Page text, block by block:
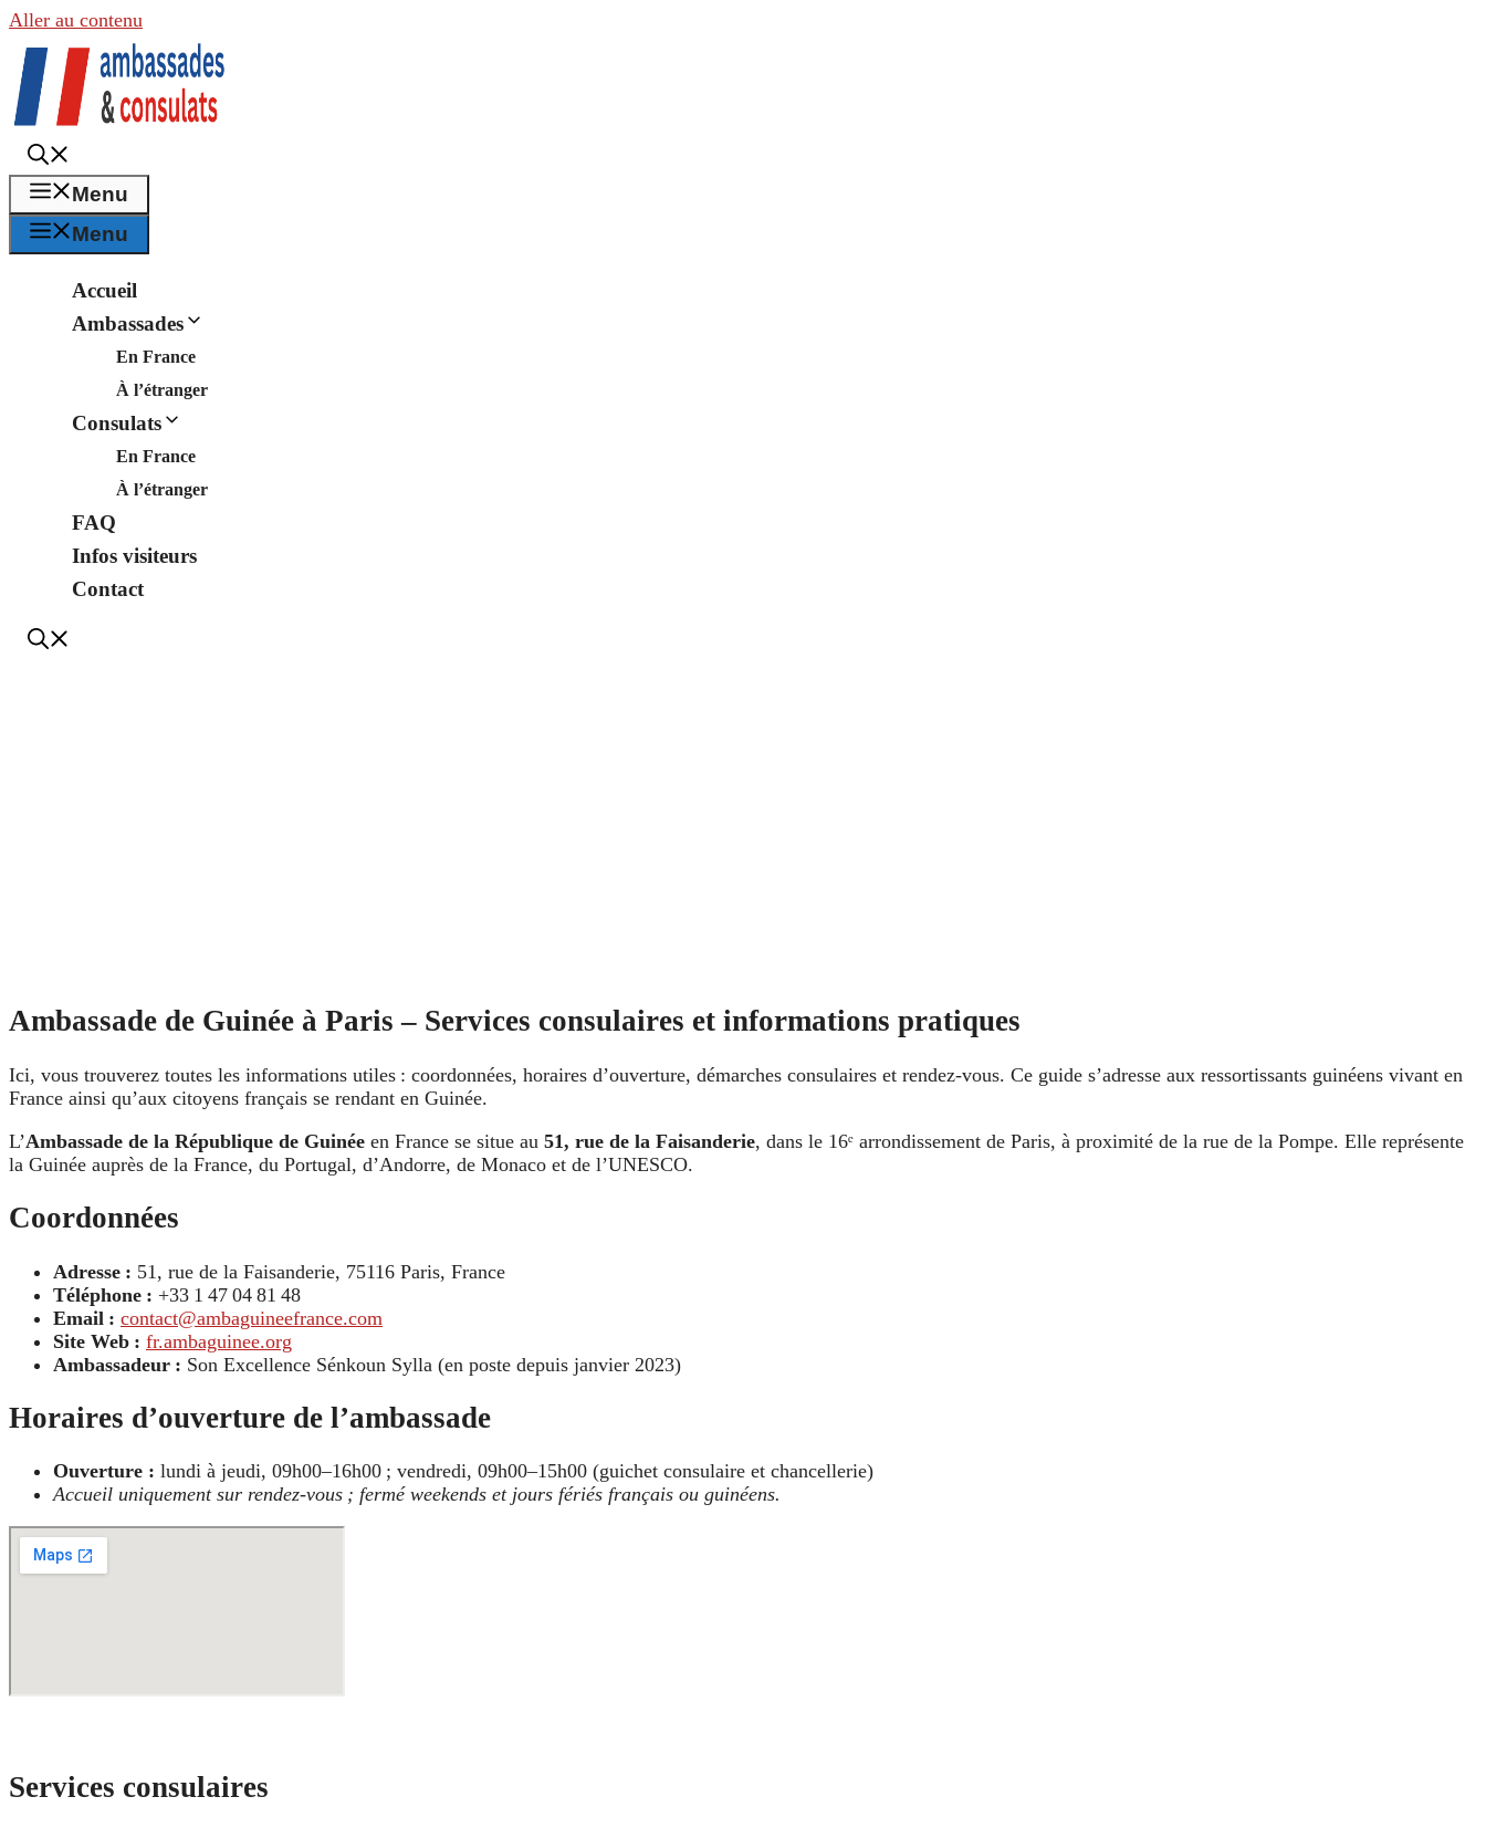
Aller au contenu
Menu
Menu
Accueil
Ambassades
En France
À l’étranger
Consulats
En France
À l’étranger
FAQ
Infos visiteurs
Contact
Ambassade de Guinée à Paris – Services consulaires et informations pratiques
Ici, vous trouverez toutes les informations utiles : coordonnées, horaires d’ouverture, démarches consulaires et rendez‑vous. Ce guide s’adresse aux ressortissants guinéens vivant en
France ainsi qu’aux citoyens français se rendant en Guinée.
L’Ambassade de la République de Guinée en France se situe au 51, rue de la Faisanderie, dans le 16ᵉ arrondissement de Paris, à proximité de la rue de la Pompe. Elle représente
la Guinée auprès de la France, du Portugal, d’Andorre, de Monaco et de l’UNESCO.
Coordonnées
Adresse : 51, rue de la Faisanderie, 75116 Paris, France
Téléphone : +33 1 47 04 81 48
Email : contact@ambaguineefrance.com
Site Web : fr.ambaguinee.org
Ambassadeur : Son Excellence Sénkoun Sylla (en poste depuis janvier 2023)
Horaires d’ouverture de l’ambassade
Ouverture : lundi à jeudi, 09h00–16h00 ; vendredi, 09h00–15h00 (guichet consulaire et chancellerie)
Accueil uniquement sur rendez‑vous ; fermé weekends et jours fériés français ou guinéens.
Services consulaires